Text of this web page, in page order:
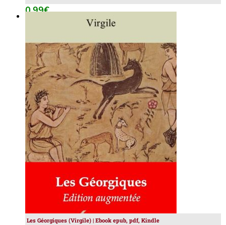
0.99€
Les Géorgiques (Virgile) | Ebook epub, pdf, Kindle